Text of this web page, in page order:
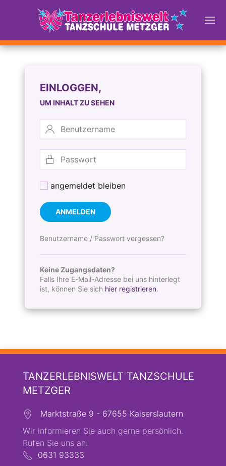
EINLOGGEN,
UM INHALT ZU SEHEN
angemeldet bleiben
ANMELDEN
Benutzername / Passwort vergessen?
Keine Zugangsdaten?
Falls Ihre E-Mail-Adresse bei uns hinterlegt
ist, können Sie sich hier registrieren.
TANZERLEBNISWELT TANZSCHULE
METZGER
Marktstraße 9 - 67655 Kaiserslautern
Wir informieren Sie auch gerne persönlich.
Rufen Sie uns an.
0631 93333